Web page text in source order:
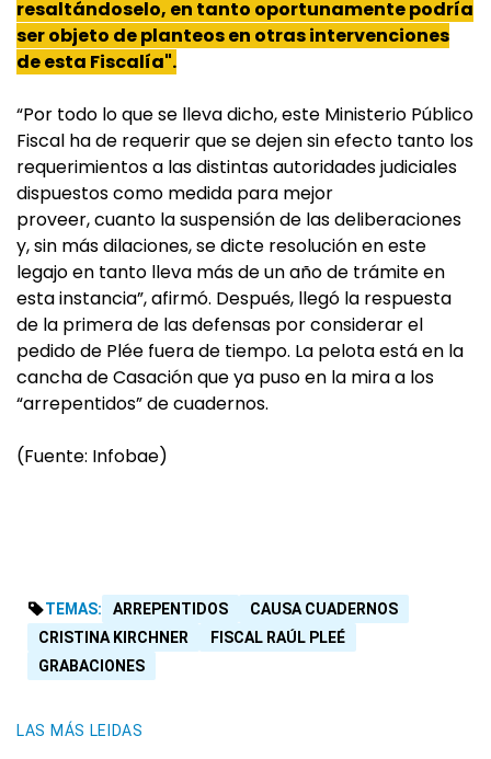
resaltándoselo, en tanto oportunamente podría
ser objeto deplanteosen otras intervenciones
de esta Fiscalía".
“Por todo lo que se lleva dicho, este Ministerio Público
Fiscal ha de requerir que se dejen sin efecto tanto los
requerimientos a las distintas autoridades judiciales
dispuestos como medida para mejor
proveer, cuanto la suspensión de las deliberaciones
y, sin más dilaciones, se dicte resolución en este
legajo en tanto lleva más de un año de trámite en
esta instancia”, afirmó. Después, llegó la respuesta
de la primera de las defensas por considerar el
pedido de Plée fuera de tiempo. La pelota está en la
cancha de Casación que ya puso en la mira a los
“arrepentidos” de cuadernos.
(Fuente: Infobae)
TEMAS: ARREPENTIDOS
CAUSA CUADERNOS
CRISTINA KIRCHNER
FISCAL RAÚL PLEÉ
GRABACIONES
LAS MÁS LEIDAS